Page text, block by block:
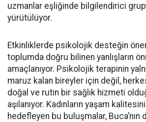
uzmanlar eşliğinde bilgilendirici grup
yürütülüyor.
Etkinliklerde psikolojik desteğin
toplumda doğru bilinen yanlışların
amaçlanıyor. Psikolojik terapinin
maruz kalan bireyler için değil,
doğal ve rutin bir sağlık hizmeti
aşılanıyor. Kadınların yaşam
hedefleyen bu buluşmalar, Buca’nın